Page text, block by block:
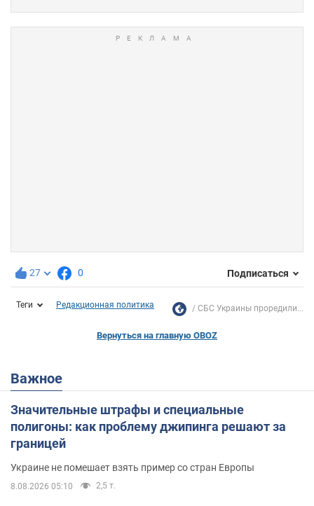
27 0 Подписаться
Теги Редакционная политика СБС Украины проредили...
Вернуться на главную OBOZ
Важное
Значительные штрафы и специальные
полигоны: как проблему джипинга решают за
границей
Украине не помешает взять пример со стран Европы
8.08.2026 05:10 2,5 т.